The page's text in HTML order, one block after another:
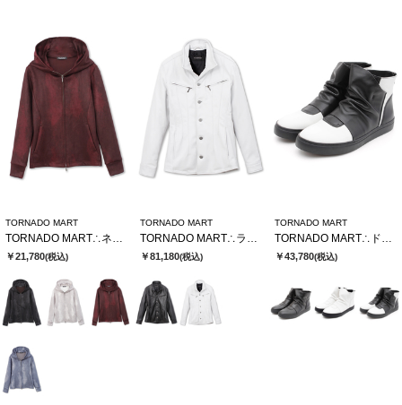
TORNADO MART
￥21,780(税込)
TORNADO MART
￥81,180(税込)
TORNADO MART
￥43,780(税込)